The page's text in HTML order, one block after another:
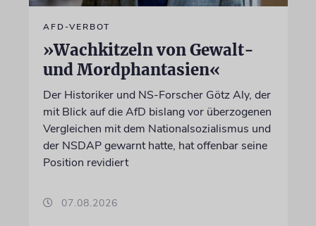
AFD-VERBOT
»Wachkitzeln von Gewalt-
und Mordphantasien«
Der Historiker und NS-Forscher Götz Aly, der
mit Blick auf die AfD bislang vor überzogenen
Vergleichen mit dem Nationalsozialismus und
der NSDAP gewarnt hatte, hat offenbar seine
Position revidiert
07.08.2026